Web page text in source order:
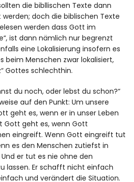
die bibllischen Texte dann
doch die biblischen Texte
werden dass Gott im
ist dann nämlich nur begrenzt
eine Lokalisierung insofern es
beim Menschen zwar lokalisiert,
Gottes schlechthin.
du noch, oder lebst du schon?“
auf den Punkt:Um unsere
geht es, wenn er in unser Leben
Gott geht es, wenn Gott
eingreift. Wenn Gott eingreift tut
es den Menschen zutiefst in
er tut es nie ohne den
lassen. Er schafft nicht einfach
und verändert die Situation.